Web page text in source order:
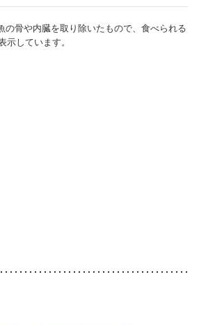
の骨や内臓を取り除いたもので、食べられる
しています。